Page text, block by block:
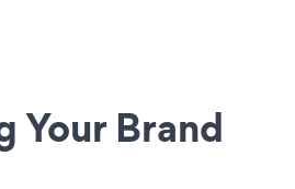
Your Brand